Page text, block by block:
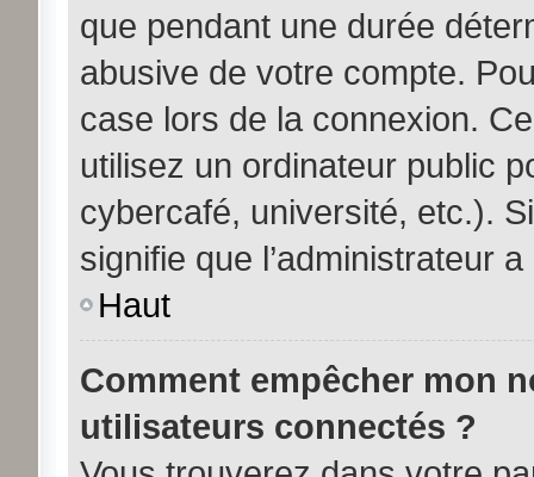
que pendant une durée
abusive de votre compte.
case lors de la connexion.
utilisez un ordinateur public
cybercafé, université, etc.).
signifie que l’administrateur
Haut
Comment empêcher mon
utilisateurs connectés ?